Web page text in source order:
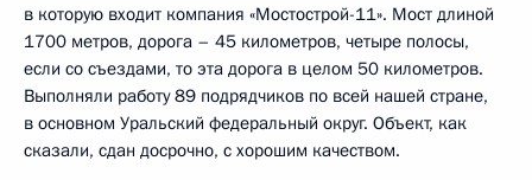
в которую входит компания «Мостострой-11». Мост длиной
1700 метров, дорога – 45 километров, четыре полосы,
если со съездами, то эта дорога в целом 50 километров.
Выполняли работу 89 подрядчиков по всей нашей стране,
в основном Уральский федеральный округ. Объект, как
сказали, сдан досрочно, с хорошим качеством.